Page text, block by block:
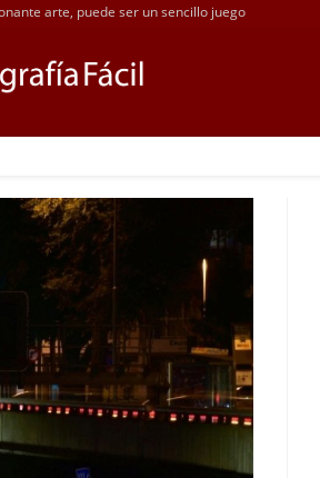
arte, puede ser un sencillo juego